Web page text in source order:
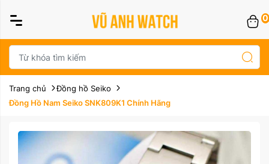
0
Trang chủ
Đồng hồ Seiko
Đồng Hồ Nam Seiko SNK809K1 Chính Hãng